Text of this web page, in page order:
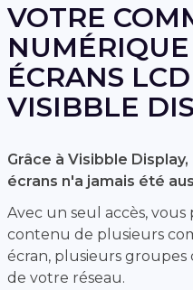
VOTRE
ÉCRANS
VISIBBLE
Grâce à Visibble
écrans n'a jamais été
Avec un seul accès,
contenu de plusieurs
écran, plusieurs groupes
de votre réseau.